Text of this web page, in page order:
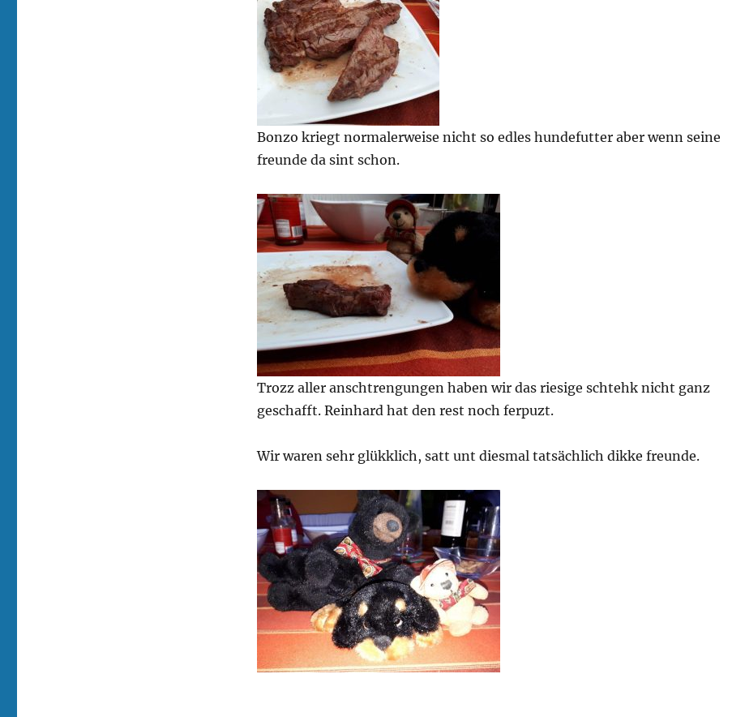
Bonzo kriegt normalerweise nicht so edles hundefutter aber wenn seine
freunde da sint schon.
Trozz aller anschtrengungen haben wir das riesige schtehk nicht ganz
geschafft. Reinhard hat den rest noch ferpuzt.
Wir waren sehr glükklich, satt unt diesmal tatsächlich dikke freunde.